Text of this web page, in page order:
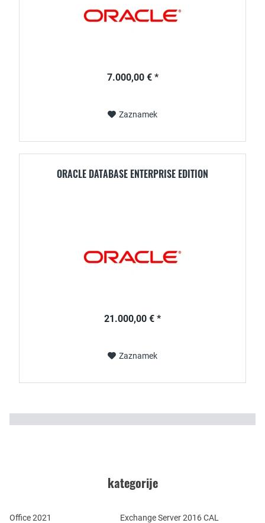
7.000,00 € *
Zaznamek
ORACLE DATABASE ENTERPRISE EDITION
21.000,00 € *
Zaznamek
kategorije
Office 2021
Exchange Server 2016 CAL